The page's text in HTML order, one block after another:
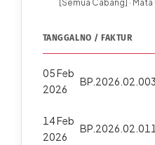
[Semua Cabang] ·
TANGGAL NO / FAKTUR
05 Feb
2026
BP.2026.02.003
14 Feb
2026
BP.2026.02.011